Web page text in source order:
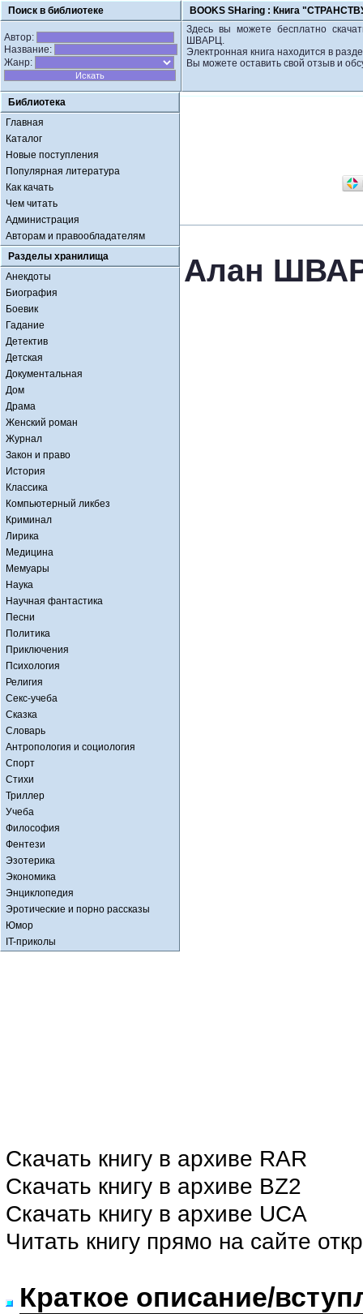
Поиск в библиотеке BOOKS SHaring : Книга
Автор:
Название:
Жанр:
Здесь вы можете бесплатно
ШВАРЦ.
Электронная книга находится в
Вы можете оставить свой отзыв и
Библиотека
Главная
Каталог
Новые поступления
Популярная литература
Как качать
Чем читать
Администрация
Авторам и правообладателям
Разделы хранилища
Анекдоты
Биография
Боевик
Гадание
Детектив
Детская
Документальная
Дом
Драма
Женский роман
Журнал
Закон и право
История
Классика
Компьютерный ликбез
Криминал
Лирика
Медицина
Мемуары
Наука
Научная фантастика
Песни
Политика
Приключения
Психология
Религия
Секс-учеба
Сказка
Словарь
Антропология и социология
Спорт
Стихи
Триллер
Учеба
Философия
Фентези
Эзотерика
Экономика
Энциклопедия
Эротические и порно рассказы
Юмор
IT-приколы
Алан
Скачать книгу в архиве RAR
Скачать книгу в архиве BZ2
Скачать книгу в архиве UCA
Читать книгу прямо на сайте
Краткое описание/